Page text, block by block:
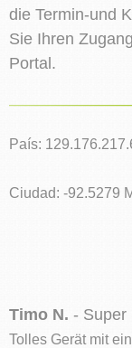
die Termin-und
Sie Ihren
Portal.
País:
Ciudad: -92.5279
Timo N. - Super
Tolles Gerät mit